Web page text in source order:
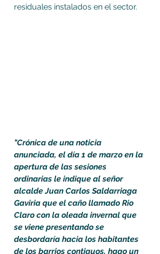
residuales instalados en el sector.
"Crónica de una noticia
anunciada, el día 1 de marzo en la
apertura de las sesiones
ordinarias le indique al señor
alcalde Juan Carlos Saldarriaga
Gaviria que el caño llamado Rio
Claro con la oleada invernal que
se viene presentando se
desbordaría hacia los habitantes
de los barrios contiguos, hago un